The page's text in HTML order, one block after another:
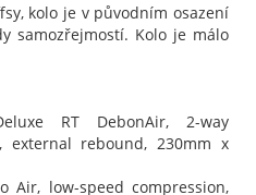
kolo je v původním osazení
samozřejmostí. Kolo je málo
RT DebonAir, 2-way
external rebound, 230mm x
Air, low-speed compression,